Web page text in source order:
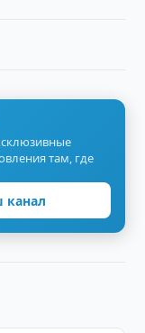
там, где
канал